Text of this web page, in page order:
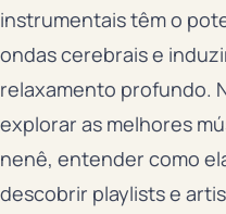
instrumentais têm o
ondas cerebrais e
relaxamento profundo.
explorar as melhores
nenê, entender como
descobrir playlists e